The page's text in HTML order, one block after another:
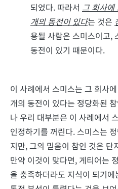
되었다. 따라서 그 회사에
개의 동전이 있다는 것은
용될 사람은 스미스이고,
동전이 있기 때문이다.
이 사례에서 스미스는 그 회사
개의 동전이 있다는 정당화된
나 우리 대부분은 이 사례에서
인정하기를 꺼린다. 스미스는
지만, 그의 믿음이 참인 것은
만약 이것이 맞다면, 게티어는
을 충족하더라도 지식이 되기에